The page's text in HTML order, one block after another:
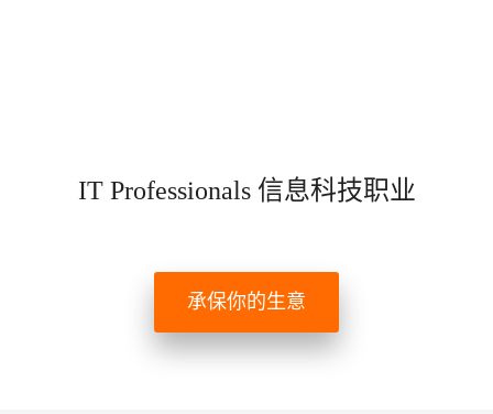
IT Professionals 信息科技职业
承保你的生意